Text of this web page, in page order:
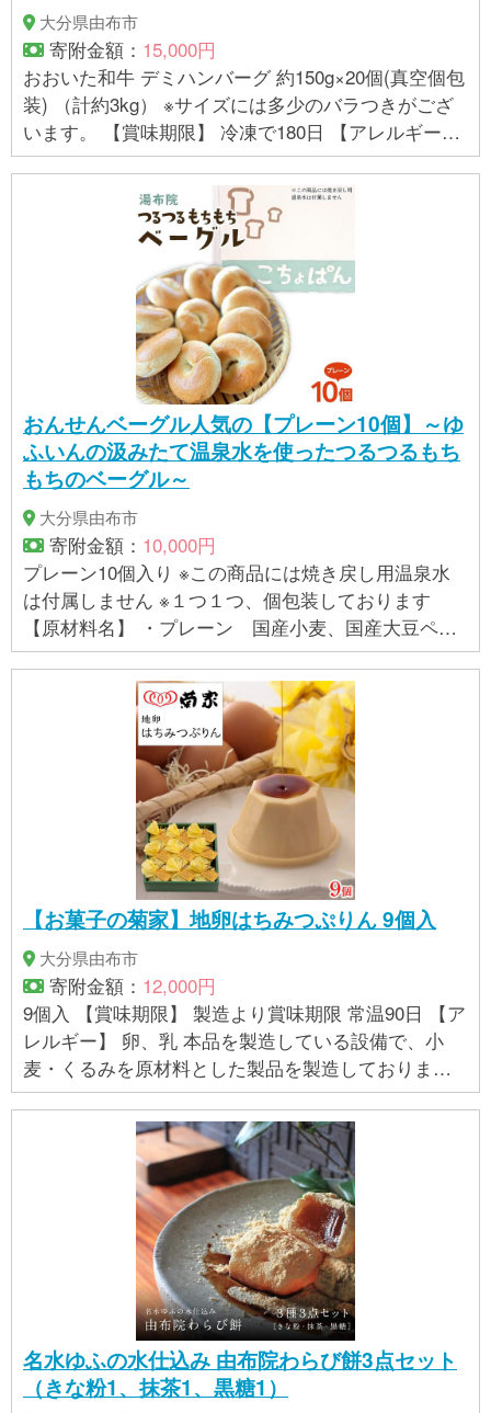
大分県由布市
寄附金額： 15,000円
おおいた和牛 デミハンバーグ 約150g×20個(真空個包
装) （計約3kg） ※サイズには多少のバラつきがござ
います。 【賞味期限】 冷凍で180日 【アレルギー】
小麦、乳、牛肉、大豆、鶏肉 ※ 表示内容に関しては
各事業者の指定に基づき掲載しており、一切の内容
を保証するものではございません。 ※ご不明の点がご
ざいましたら事業者まで直接お問い合わせ下さい。
おんせんベーグル人気の【プレーン10個】～ゆ
ふいんの汲みたて温泉水を使ったつるつるもち
もちのベーグル～
大分県由布市
寄附金額： 10,000円
プレーン10個入り ※この商品には焼き戻し用温泉水
は付属しません ※１つ１つ、個包装しております
【原材料名】 ・プレーン 国産小麦、国産大豆ペー
スト、きび砂糖、塩、イースト(原材料の一部に小
麦、大豆を含む) 【賞味期限】 製造日より冷凍で1か
月 解凍後はお早めにお召し上がりください。 製造
地：大分県由布市湯布院町 【アレルギー】 小麦、大
豆 卵、アーモンドを原材料にした製品と同じ工程で
作られています ※ 表示内容に関しては各事業者の指
定に基づき掲載しており、一切の内容を保証するも
のではございません。 ※ご不明の点がございましたら
事業者まで直接お問い合わせ下さい。
【お菓子の菊家】地卵はちみつぷりん 9個入
大分県由布市
寄附金額： 12,000円
9個入 【賞味期限】 製造より賞味期限 常温90日 【ア
レルギー】 卵、乳 本品を製造している設備で、小
麦・くるみを原材料とした製品を製造しておりま
す。 ※ 表示内容に関しては各事業者の指定に基づき
掲載しており、一切の内容を保証するものではござ
いません。 ※ご不明の点がございましたら事業者まで
直接お問い合わせ下さい。
名水ゆふの水仕込み 由布院わらび餅3点セット
（きな粉1、抹茶1、黒糖1）